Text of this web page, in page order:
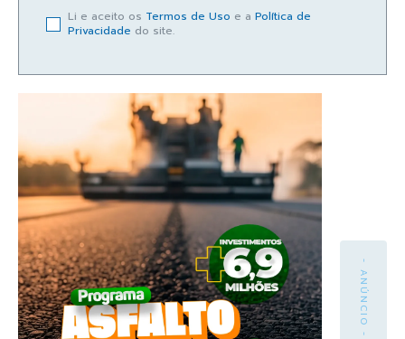
Li e aceito os Termos de Uso e a Política de
Privacidade do site.
- ANÚNCIO -